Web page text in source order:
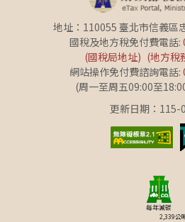
地址：110055 臺北市信義區
國稅及地方稅免付費電話:
(國稅局地址) (地方稅
網站操作免付費諮詢電話:
(周一至周五09:00至
更新日期：115-
每年減碳
2,339公